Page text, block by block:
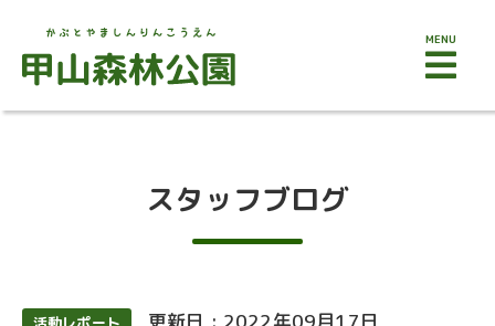
MENU
スタッフブログ
更新日 : 2022年09月17日